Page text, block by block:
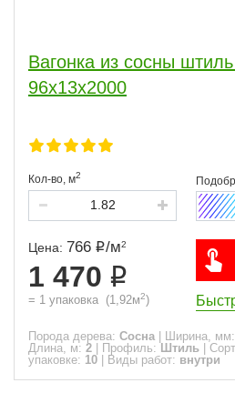
Вагонка из сосны
96x13x2000
Кол-во, м2
Цена: 766 /м2
1 470
= 1 упаковка (1,92м2)
Порода дерева: Сосна Ширина, мм:
Длина, м: 2 Профиль: Штиль
упаковке: 10 Виды работ: внутри